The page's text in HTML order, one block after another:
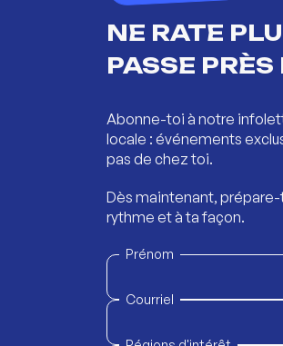
NE RATE
PASSE
Abonne-toi à notre
locale : événements
pas de chez toi.
Dès maintenant,
rythme et à ta façon.
Prénom
Courriel